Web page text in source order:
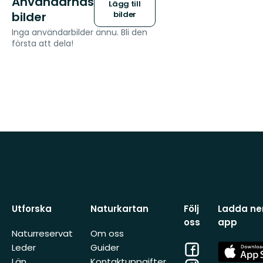
bilder
Lägg till
bilder
Inga användarbilder ännu. Bli den
första att dela!
Utforska
Naturreservat
Leder
Naturkartan
Om oss
Guider
Följ
oss
Facebook
Ladda
app
App
Store